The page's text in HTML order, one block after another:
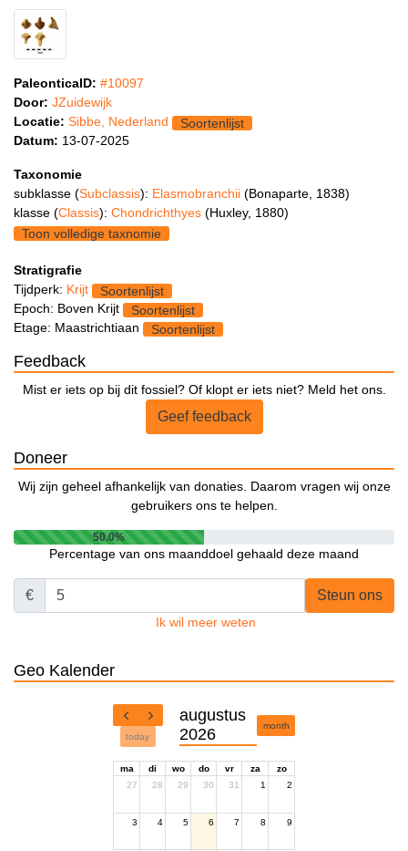
PaleonticaID: #10097
Door: JZuidewijk
Locatie: Sibbe, Nederland
Soortenlijst
Datum: 13-07-2025
Taxonomie
subklasse (Subclassis): Elasmobranchii (Bonaparte, 1838)
klasse (Classis): Chondrichthyes (Huxley, 1880)
Toon volledige taxnomie
Stratigrafie
Tijdperk: Krijt
Soortenlijst
Epoch: Boven Krijt
Soortenlijst
Etage: Maastrichtiaan
Soortenlijst
Feedback
Mist er iets op bij dit fossiel? Of klopt er iets niet? Meld het ons.
Geef feedback
Doneer
Wij zijn geheel afhankelijk van donaties. Daarom vragen wij onze
gebruikers ons te helpen.
50.0%
Percentage van ons maanddoel gehaald deze maand
€ Steun ons
Ik wil meer weten
Geo Kalender
today
augustus
2026
month
ma di wo do vr za
zo
27
28 29 30 31 1 2
3 4 5 6 7 8 9